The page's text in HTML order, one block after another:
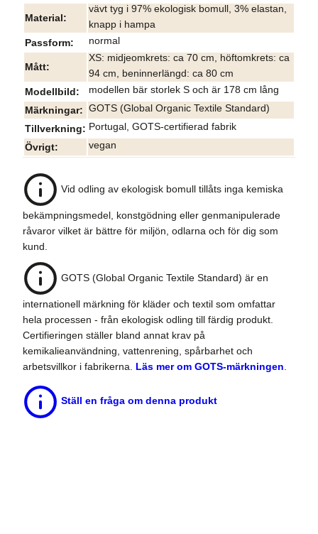
Material
vävt tyg i 97% ekologisk bomull, 3% elastan,
knapp i hampa
Passform
normal
Mått
XS: midjeomkrets: ca 70 cm, höftomkrets: ca
94 cm, beninnerlängd: ca 80 cm
Modellbild
modellen bär storlek S och är 178 cm lång
Märkningar
GOTS (Global Organic Textile Standard)
Tillverkning
Portugal, GOTS-certifierad fabrik
Övrigt
vegan
Vid odling av ekologisk bomull tillåts inga kemiska
bekämpningsmedel, konstgödning eller genmanipulerade
råvaror vilket är bättre för miljön, odlarna och för dig som
kund.
GOTS (Global Organic Textile Standard) är en
internationell märkning för kläder och textil som omfattar
hela processen - från ekologisk odling till färdig produkt.
Certifieringen ställer bland annat krav på
kemikalieanvändning, vattenrening, spårbarhet och
arbetsvillkor i fabrikerna. Läs mer om GOTS-märkningen
Ställ en fråga om denna produkt